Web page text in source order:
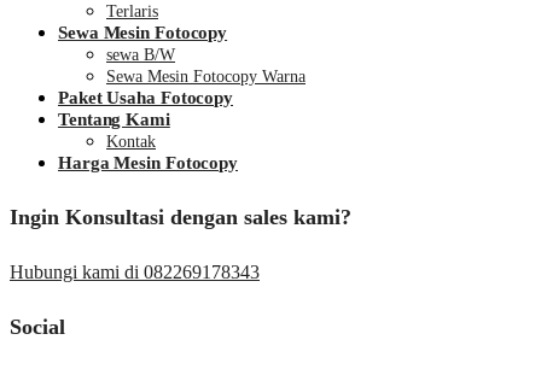
Terlaris
Sewa Mesin Fotocopy
sewa B/W
Sewa Mesin Fotocopy Warna
Paket Usaha Fotocopy
Tentang Kami
Kontak
Harga Mesin Fotocopy
Ingin Konsultasi dengan sales kami?
Hubungi kami di 082269178343
Social